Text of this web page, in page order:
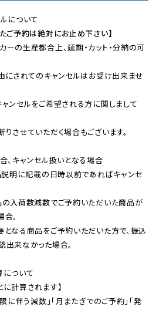
ご予約は絶対にお止め下さい】
の生産都合上、延期・カット・分納の可
にされてのキャンセルはお受け出来ませ
ンセルをご希望される方に関しまして
させていただく場合もございます。
、キャンセル扱いとなる場合
明に記載の日時以前であればキャンセ
の入荷数減数でご予約いただいた商品が
。
となる商品をご予約いただいた方で、振込
来なかった場合。
ついて
計算されます】
限に伴う減数」「月またぎでのご予約」「発